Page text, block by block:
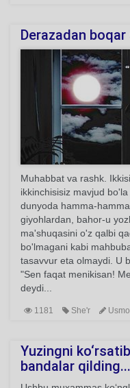
Derazadan
Muhabbat va rashk.
ikkinchisisiz mavjud
dunyoda hamma-
giyohlardan, bahor-u
ma'shuqasini o'z qalbi
bo'lmagani kabi
tasavvur eta olmaydi. U
"Sen faqat menikisan!
deydi...
1181 She'r
Yuzingni
bandalar qilding...